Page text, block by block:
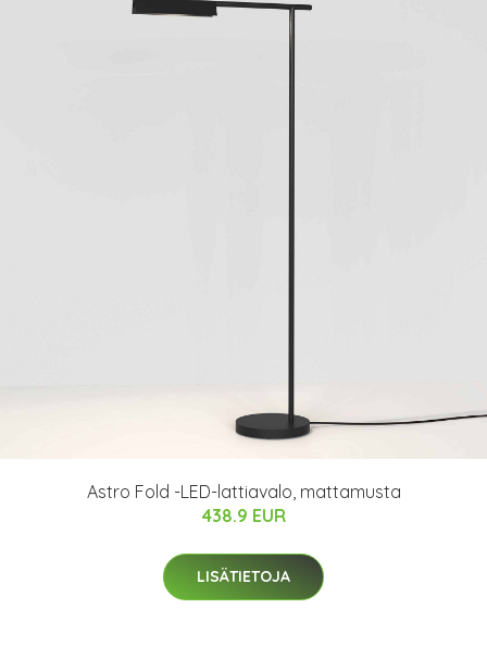
Astro Fold -LED-lattiavalo, mattamusta
438.9 EUR
LISÄTIETOJA